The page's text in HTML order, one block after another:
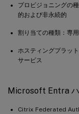
プロビジョニングの
的および非永続的
割り当ての種類：専
ホスティングプラッ
サービス
Microsoft Entra ハ
Citrix Federated